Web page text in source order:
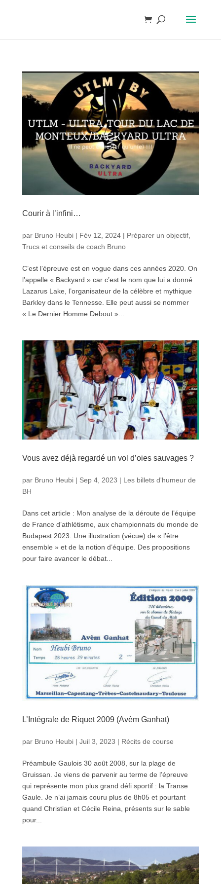
Courir à l’infini…
par Bruno Heubi| Fév 12, 2024| Préparer un objectif,
Trucs et conseils de coach Bruno
C’est l’épreuve est en vogue dans ces années 2020. On
l’appelle « Backyard » car c’est le nom que lui a donné
Lazarus Lake, l’organisateur de la célèbre et mythique
Barkley dans le Tennesse. Elle peut aussi se nommer
« Le Dernier Homme Debout »...
Vous avez déjà regardé un vol d’oies sauvages ?
par Bruno Heubi| Sep 4, 2023 | Les billets d'humeur de
BH
Dans cet article : Mon analyse de la déroute de l’équipe
de France d’athlétisme, aux championnats du monde de
Budapest 2023. Une illustration (vécue) de « l’être
ensemble » et de la notion d’équipe. Des propositions
pour faire avancer le débat...
L’Intégrale de Riquet 2009 (Avèm Ganhat)
par Bruno Heubi| Juil 3, 2023 | Récits de course
Préambule Gaulois 30 août 2008, sur la plage de
Gruissan. Je viens de parvenir au terme de l’épreuve
qui représente mon plus grand défi sportif : la Transe
Gaule. Je n’ai jamais couru plus de 8h05 et pourtant
quand Christian et Cécile Reina, présents sur le sable
pour...